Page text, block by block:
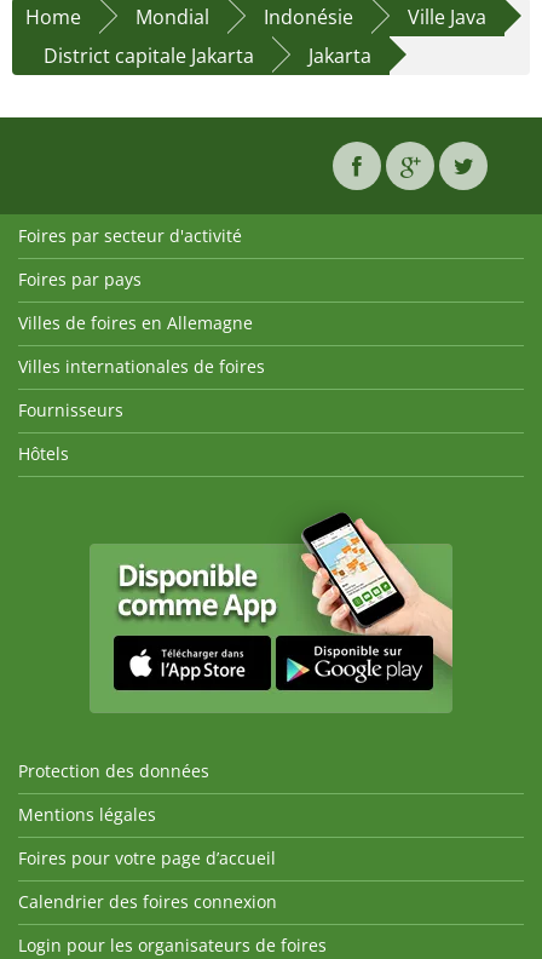
Home Mondial Indonésie
Ville Java
District capitale Jakarta
Jakarta
Foires par secteur d'activité
Foires par pays
Villes de foires en Allemagne
Villes internationales de foires
Fournisseurs
Hôtels
Protection des données
Mentions légales
Foires pour votre page d’accueil
Calendrier des foires connexion
Login pour les organisateurs de foires